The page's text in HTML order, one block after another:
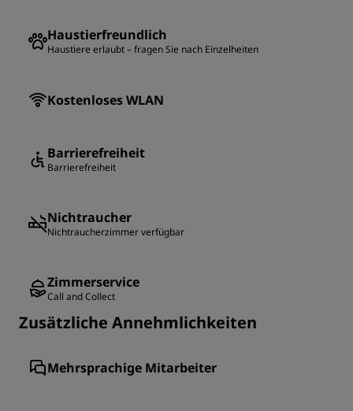
Haustierfreundlich
Haustiere erlaubt – fragen Sie nach Einzelheiten
Kostenloses WLAN
Barrierefreiheit
Barrierefreiheit
Nichtraucher
Nichtraucherzimmer verfügbar
Zimmerservice
Call and Collect
Zusätzliche Annehmlichkeiten
Mehrsprachige Mitarbeiter